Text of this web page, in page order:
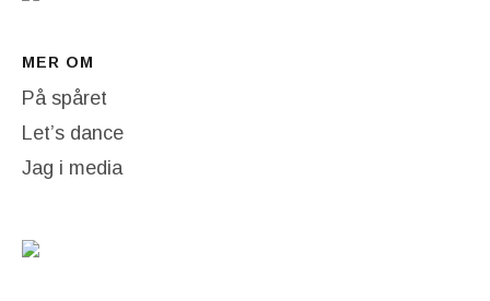
MER OM
På spåret
Let’s dance
Jag i media